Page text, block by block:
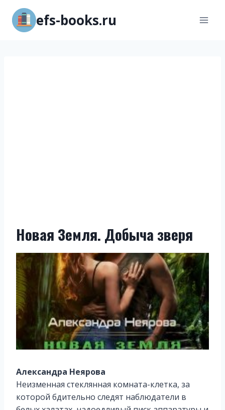
Перейти
содержимому
efs-books.ru
Новая Земля. Добыча зверя
Александра Неярова
Неизменная стеклянная комната-клетка, за
которой бдительно следят наблюдатели в